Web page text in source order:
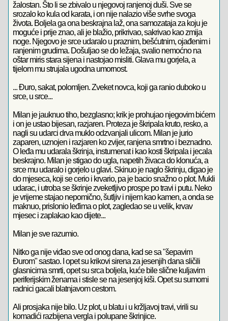
žalostan. Što li se zbivalo u njegovoj ranjenoj duši. Sve se
srozalo ko kula od karata, i on nije nalazio više svrhe svoga
života. Boljela ga ona beskrajna laž, ona samozataja za koju je
moguće i prije znao, ali je blažio, prikrivao, sakrivao kao zmija
noge. Njegovo je srce udaralo u praznim, bešćutnim, ojađenim i
ranjenim grudima. Došuljao se do ležaja, svalio nemoćno na
oštar miris stara sijena i nastojao misliti. Glava mu gorjela, a
tijelom mu strujala ugodna umornost.
... Đuro, sakat, polomljen. Zveket novca, koji ga ranio duboko u
srce, u srce...
Milan je jauknuo tiho, bezglasno; krik je prohujao njegovim bićem
i on je ustao bijesan, razjaren. Proteza je škripala kruto, resko, a
nagli su udarci drva muklo odzvanjali ulicom. Milan je jurio
zaparen, uznojen i razjaren ko zvijer, ranjena smrtno i beznadno.
O leđa mu udarala škrinja, instumenat i kao kosti škripala i jecala
beskrajno. Milan je stigao do ugla, napetih živaca do klonuća, a
srce mu udaralo i gorjelo u glavi. Skinuo je naglo škrinju, digao je
do mjeseca, koji se cerio i krvario, pa je bacio snažno o plot. Mukli
udarac, i utroba se škrinje zveketljivo prospe po travi i putu. Neko
je vrijeme stajao nepomično, šutljiv i nijem kao kamen, a onda se
maknuo, prislonio leđima o plot, zagledao se u velik, krvav
mjesec i zaplakao kao dijete...
Milan je sve razumio.
Nitko ga nije viđao sve od onog dana, kad se sa "šepavim
Đurom" sastao. I opet su krikovi sirena za jesenjih dana sličili
glasnicima smrti, opet su srca boljela, kuće bile slične kuljavim
periferijskim ženama i stisle se na jesenjoj kiši. Opet su sumorni
radnici gacali blatnjavom cestom.
Ali prosjaka nije bilo. Uz plot, u blatu i u kržljavoj travi, virili su
komadići razbijena vergla i polupane škrinjice.